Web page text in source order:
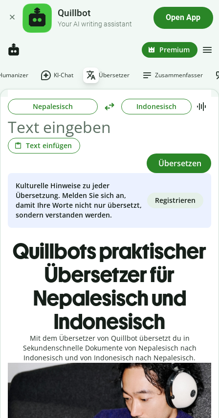
Quillbot
Your AI writing assistant
Open App
Premium
KI-Chat Übersetzer Zusammenfasser
Nepalesisch Indonesisch
Text einfügen
Übersetzen
Kulturelle Hinweise zu jeder
Übersetzung. Melden Sie sich an,
damit Ihre Worte nicht nur übersetzt,
sondern verstanden werden.
Registrieren
Quillbots praktischer
Übersetzer für
Nepalesisch und
Indonesisch
Mit dem Übersetzer von Quillbot übersetzt du in
Sekundenschnelle Dokumente von Nepalesisch nach
Indonesisch und von Indonesisch nach Nepalesisch.